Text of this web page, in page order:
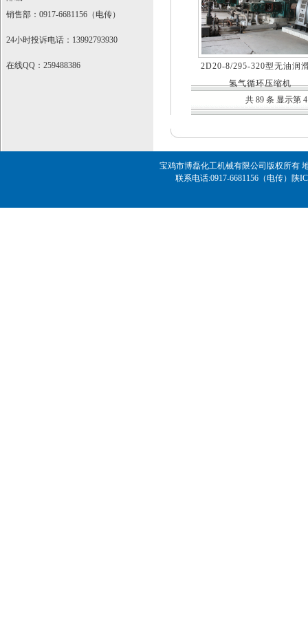
销售部：0917-6681156（电传）
24小时投诉电话：13992793930
在线QQ：259488386
2D20-8/295-320型无油润
氢气循环压缩机
共 89 条 显示第
宝鸡市博磊化工机械有限公司版权所有
联系电话:0917-6681156（电传） 陕